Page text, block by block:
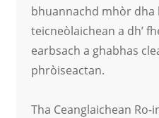
bhuannachd mhòr dha
teicneòlaichean a dh’
earbsach a ghabhas
phròiseactan.
Tha Ceanglaichean Ro-